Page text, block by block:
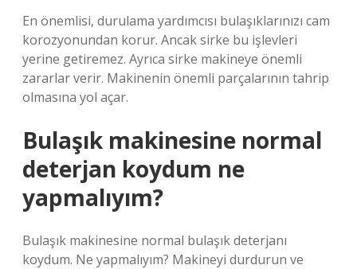
En önemlisi, durulama yardımcısı bulaşıklarınızı cam
korozyonundan korur. Ancak sirke bu işlevleri
yerine getiremez. Ayrıca sirke makineye önemli
zararlar verir. Makinenin önemli parçalarının tahrip
olmasına yol açar.
Bulaşık makinesine normal
deterjan koydum ne
yapmalıyım?
Bulaşık makinesine normal bulaşık deterjanı
koydum. Ne yapmalıyım? Makineyi durdurun ve